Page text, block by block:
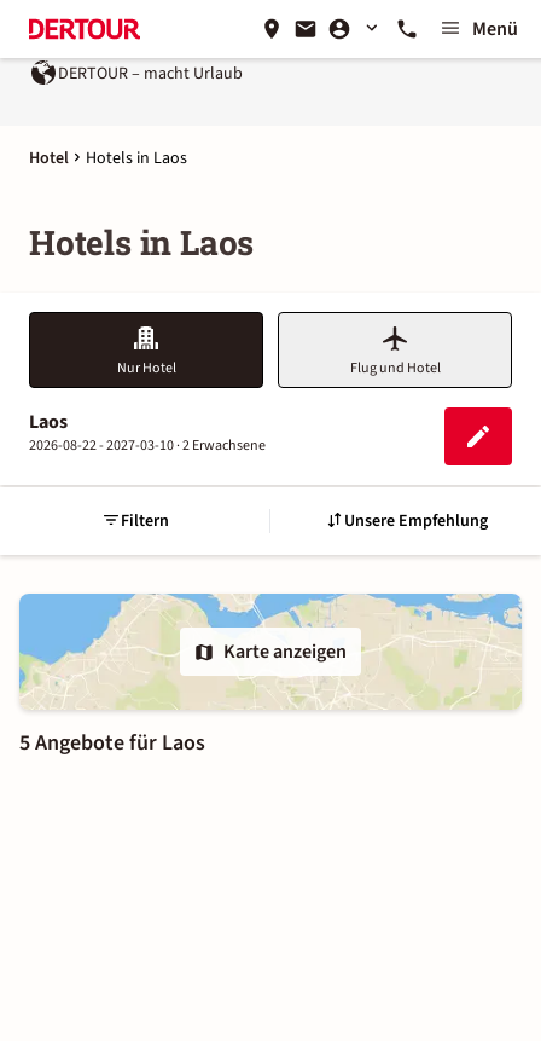
Menü
DERTOUR – macht Urlaub
Hotel Hotels in Laos
Hotels in Laos
Nur Hotel Flug und Hotel
Laos
2026-08-22 - 2027-03-10 ·2 Erwachsene
Filtern Unsere Empfehlung
Karte anzeigen
5 Angebote für Laos